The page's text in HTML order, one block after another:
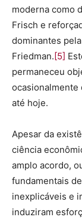
moderna como
Frisch e
dominantes pela
Friedman.[5]
permaneceu
ocasionalmente
até hoje.
Apesar da
ciência
amplo acordo,
fundamentais
inexplicáveis e
induziram